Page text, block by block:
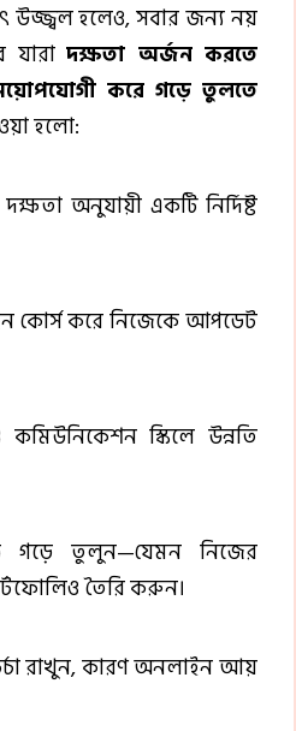
হলেও, সবার জন্য নয়
যারাদক্ষতা অর্জন করতে
করে গড়ে তুলতে
হলো:
অনুযায়ী একটি নির্দিষ্ট
কোর্স করে নিজেকে আপডেট
স্কিলে উন্নতি
গড়ে তুলুন—যেমন নিজের
তৈরি করুন।
রাখুন, কারণ অনলাইন আয়